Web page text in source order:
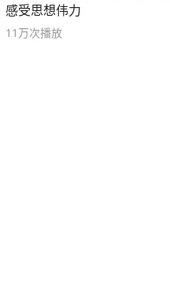
感受思想伟力
11万次播放